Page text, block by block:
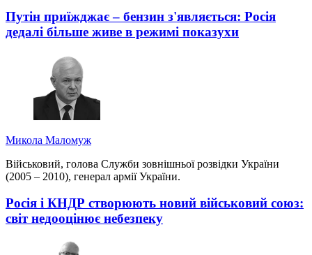
Путін приїжджає – бензин з'являється: Росія
дедалі більше живе в режимі показухи
Микола Маломуж
Військовий, голова Служби зовнішньої розвідки України
(2005 – 2010), генерал армії України.
Росія і КНДР створюють новий військовий союз:
світ недооцінює небезпеку